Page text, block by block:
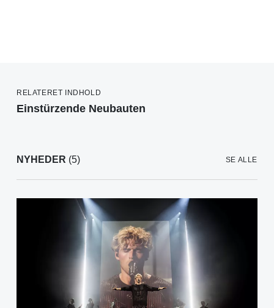
RELATERET INDHOLD
Einstürzende Neubauten
NYHEDER (5) SE ALLE